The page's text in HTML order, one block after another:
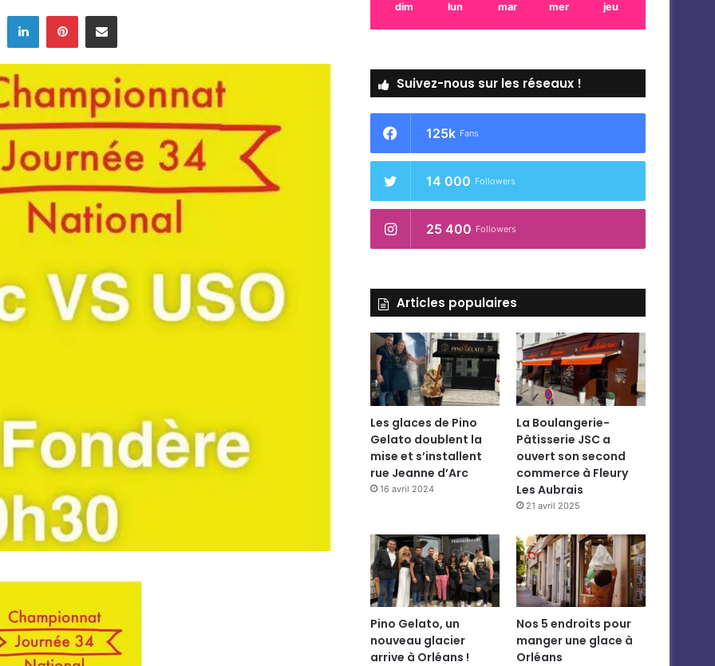
dim lun mar mer jeu
Suivez-nous sur les réseaux !
125k Fans
14 000 Followers
25 400 Followers
Articles populaires
Les glaces de Pino
Gelato doublent la
mise et s’installent
rue Jeanne d’Arc
16 avril 2024
La Boulangerie-
Pâtisserie JSC a
ouvert son second
commerce à Fleury
Les Aubrais
21 avril 2025
Pino Gelato, un
nouveau glacier
arrive à Orléans !
Nos 5 endroits pour
manger une glace à
Orléans